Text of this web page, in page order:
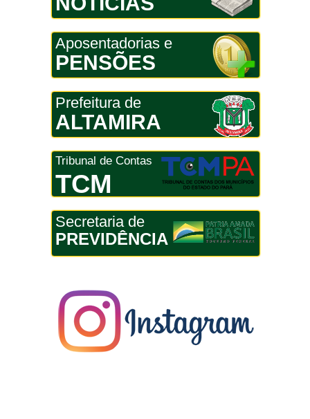
Aposentadorias e
PENSÕES
Prefeitura de
ALTAMIRA
Tribunal de Contas
TCM
Secretaria de
PREVIDÊNCIA